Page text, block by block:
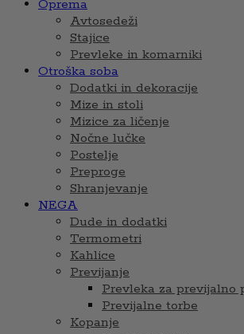
Oprema
Avtosedeži
Stajice
Prevleke in komarniki
Otroška soba
Dodatki in dekoracije
Mize in stoli
Mizice za ličenje
Nočne lučke
Postelje
Preproge
Shranjevanje
NEGA
Dude in dodatki
Termometri
Kahlice
Previjanje
Prevleka za previjalno
Previjalne torbe
Kopanje